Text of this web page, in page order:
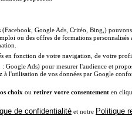
(Facebook, Google Ads, Critéo, Bing,)
ou des offres de formations
en fonction de votre navigation, de votre
Google Ads) pour mesurer l'audience et
à l'utilisation de vos données par Google
choix ou retirer votre consentement en
de confidentialité et notre Politique